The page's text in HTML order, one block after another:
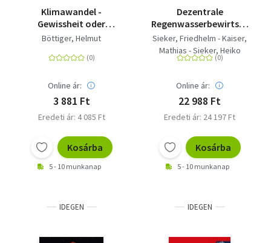
Klimawandel -
Gewissheit oder
politische
Böttiger, Helmut
Online ár:
3 881 Ft
Eredeti ár: 4 085 Ft
Kosárba
5 - 10 munkanap
Dezentrale
im privaten,
gewerblichen und
kommunalen Bereich -
Ausführungsbeispiele
Sieker, Friedhelm - Kaiser,
Mathias - Sieker, Heiko
Online ár:
22 988 Ft
Eredeti ár: 24 197 Ft
Kosárba
5 - 10 munkanap
IDEGEN IDEGEN